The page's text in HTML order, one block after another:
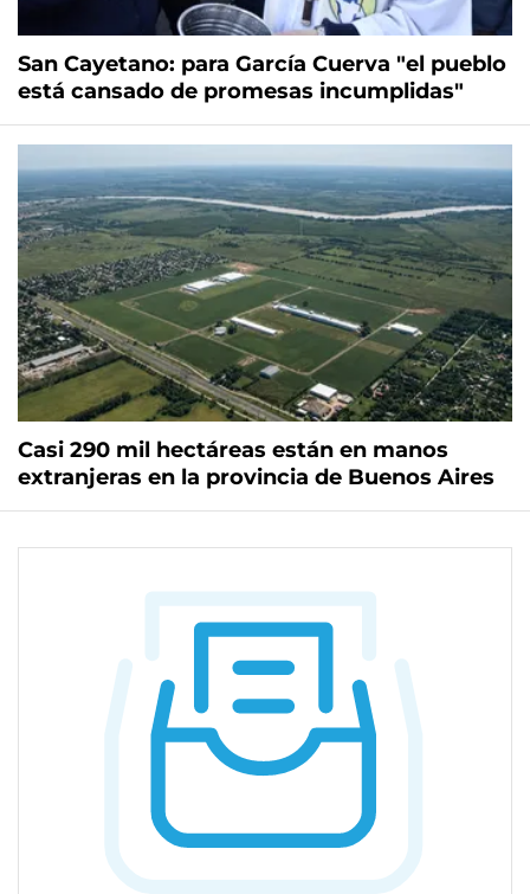
San Cayetano: para García Cuerva "el pueblo
está cansado de promesas incumplidas"
Casi 290 mil hectáreas están en manos
extranjeras en la provincia de Buenos Aires